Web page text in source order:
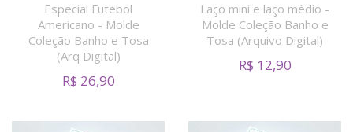
Especial Futebol
Americano - Molde
Coleção Banho e Tosa
(Arq Digital)
R$ 26,90
Laço mini e laço médio -
Molde Coleção Banho e
Tosa (Arquivo Digital)
R$ 12,90